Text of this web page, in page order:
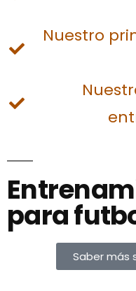
Nuestro
para
Saber más